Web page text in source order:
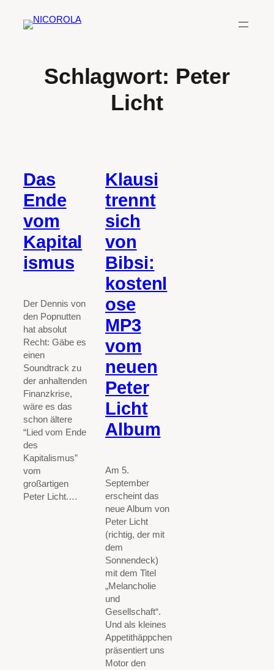
Inhalt
Schlagwort: Peter
Licht
Das
Ende
vom
Kapital
ismus
Der Dennis von
den Popnutten
hat absolut
Recht: Gäbe es
einen
Soundtrack zu
der anhaltenden
Finanzkrise,
wäre es das
schon ältere
“Lied vom Ende
des
Kapitalismus”
vom
großartigen
Peter Licht.…
Klausi
trennt
sich
von
Bibsi:
kostenl
ose
MP3
vom
neuen
Peter
Licht
Album
Am 5.
September
erscheint das
neue Album von
Peter Licht
(richtig, der mit
dem
Sonnendeck)
mit dem Titel
„Melancholie
und
Gesellschaft“.
Und als kleines
Appetithäppchen
präsentiert uns
Motor den